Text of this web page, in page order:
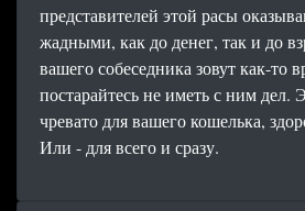
представителей этой расы
жадными, как до денег, так и до
вашего собеседника зовут как-то
постарайтесь не иметь с ним дел.
чревато для вашего кошелька,
Или - для всего и сразу.